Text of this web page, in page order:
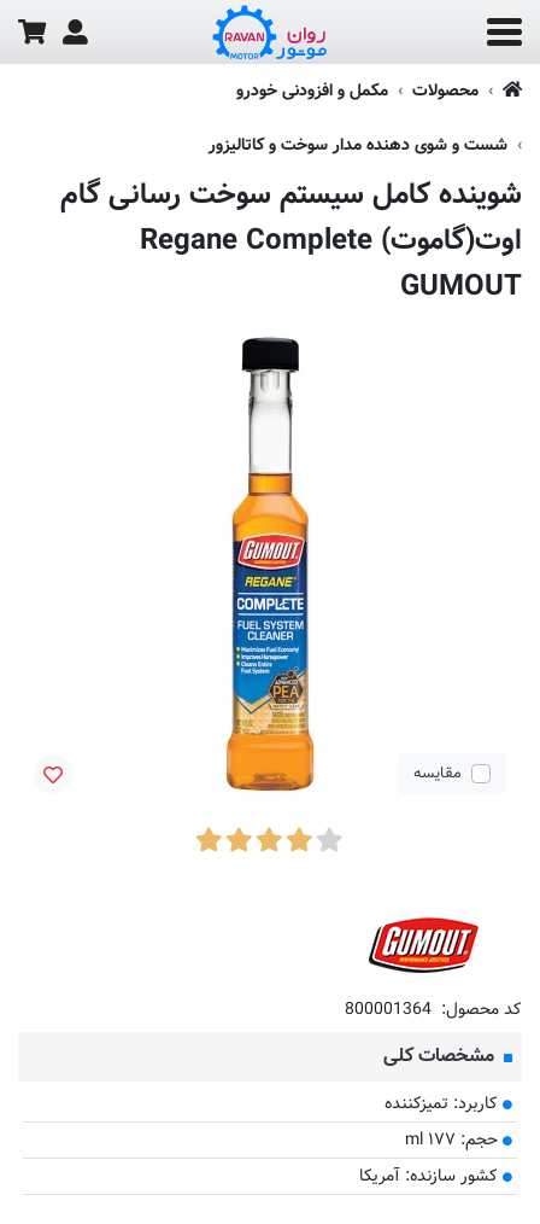
محصولات
مکمل و افزودنی خودرو
شست و شوی دهنده مدار سوخت و کاتالیزور
شوینده کامل سیستم سوخت رسانی گام
اوت(گاموت) Regane Complete
GUMOUT
مقایسه
کد محصول: 800001364
مشخصات کلی
کاربرد: تمیزکننده
حجم: ۱۷۷ ml
کشور سازنده: آمریکا